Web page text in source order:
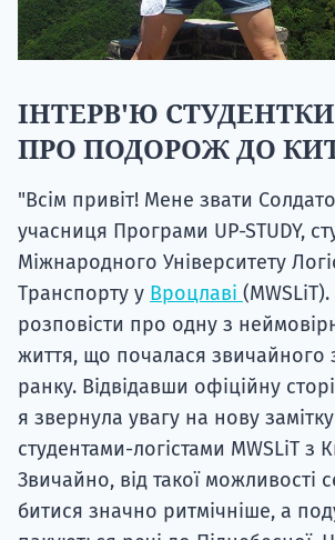
ІНТЕРВ'Ю СТУДЕНТКИ
ПРО ПОДОРОЖ ДО
"Всім привіт! Мене звати
учасниця Програми UP-STUDY,
Міжнародного Університету
Транспорту у Вроцлаві
розповісти про одну з
життя, що почалася звичайного
ранку. Відвідавши офіційну
я звернула увагу на нову
студентами-логістами MWSLiT з
Звичайно, від такої можливості
битися значно ритмічніше, а